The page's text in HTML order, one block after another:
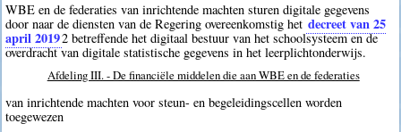
WBE en de federaties van inrichtende machten sturen digitale gegevens
door naar de diensten van de Regering overeenkomstig het decreet van 25
april 20192 betreffende het digitaal bestuur van het schoolsysteem en de
overdracht van digitale statistische gegevens in het leerplichtonderwijs.
Afdeling III. - De financiële middelen die aan WBE en de federaties
van inrichtende machten voor steun- en begeleidingscellen worden
toegewezen